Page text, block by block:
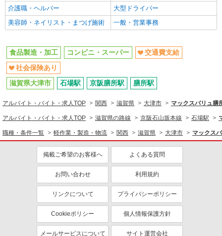
同じ特徴から求人を探す
交通費支給 社会保険あり
介護職・ヘルパー
大型ドライバー
美容師・ネイリスト・まつげ施術
一般・営業事務
食品製造・加工 コンビニ・スーパー
交通費支給
社会保険あり
滋賀県大津市
石場駅 京阪膳所駅 膳所駅
アルバイト・バイト・求人TOP 関西 滋賀県 大津市 マックスバリュ膳
アルバイト・バイト・求人TOP 滋賀県の路線 京阪石山坂本線 石場駅
職種・条件一覧 軽作業・製造・物流 関西 滋賀県 大津市 マックス
掲載ご希望のお客様へ よくある質問
お問い合わせ 利用規約
リンクについて プライバシーポリシー
Cookieポリシー 個人情報保護方針
メールサービスについて サイト運営会社